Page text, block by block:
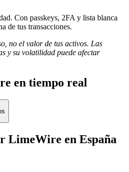
Con passkeys, 2FA y lista blanca
de tus transacciones.
no el valor de tus activos. Las
y su volatilidad puede afectar
en tiempo real
LimeWire en España